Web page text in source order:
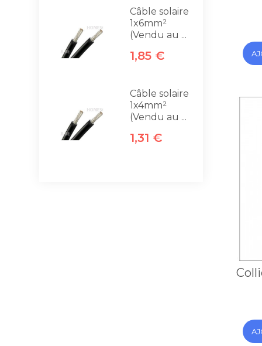
Câble solaire
1x6mm²
(Vendu au ...
1,85 €
Câble solaire
1x4mm²
(Vendu au ...
1,31 €